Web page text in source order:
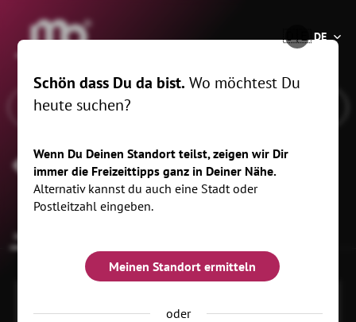
®
🇩🇪DE
Spielplatz im Sonnenlandpark Lichtenau
Infos zur Location
Schön dass Du da bist. Wo möchtest Du
heute suchen?
Wenn Du Deinen Standort teilst, zeigen wir Dir
immer die Freizeittipps ganz in Deiner Nähe.
Alternativ kannst du auch eine Stadt oder
Postleitzahl eingeben.
Meinen Standort ermitteln
oder